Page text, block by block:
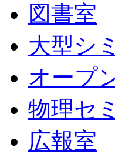
図書室
大型シ
オープ
物理セ
広報室